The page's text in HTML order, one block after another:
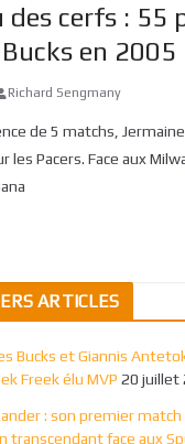
des cerfs : 55
en 2005
Richard Sengmany
de 5 matchs, Jermaine
les Pacers. Face aux
ARTICLES
Bucks et Giannis
Freek élu MVP 20 juillet
: son premier
transcendant face aux